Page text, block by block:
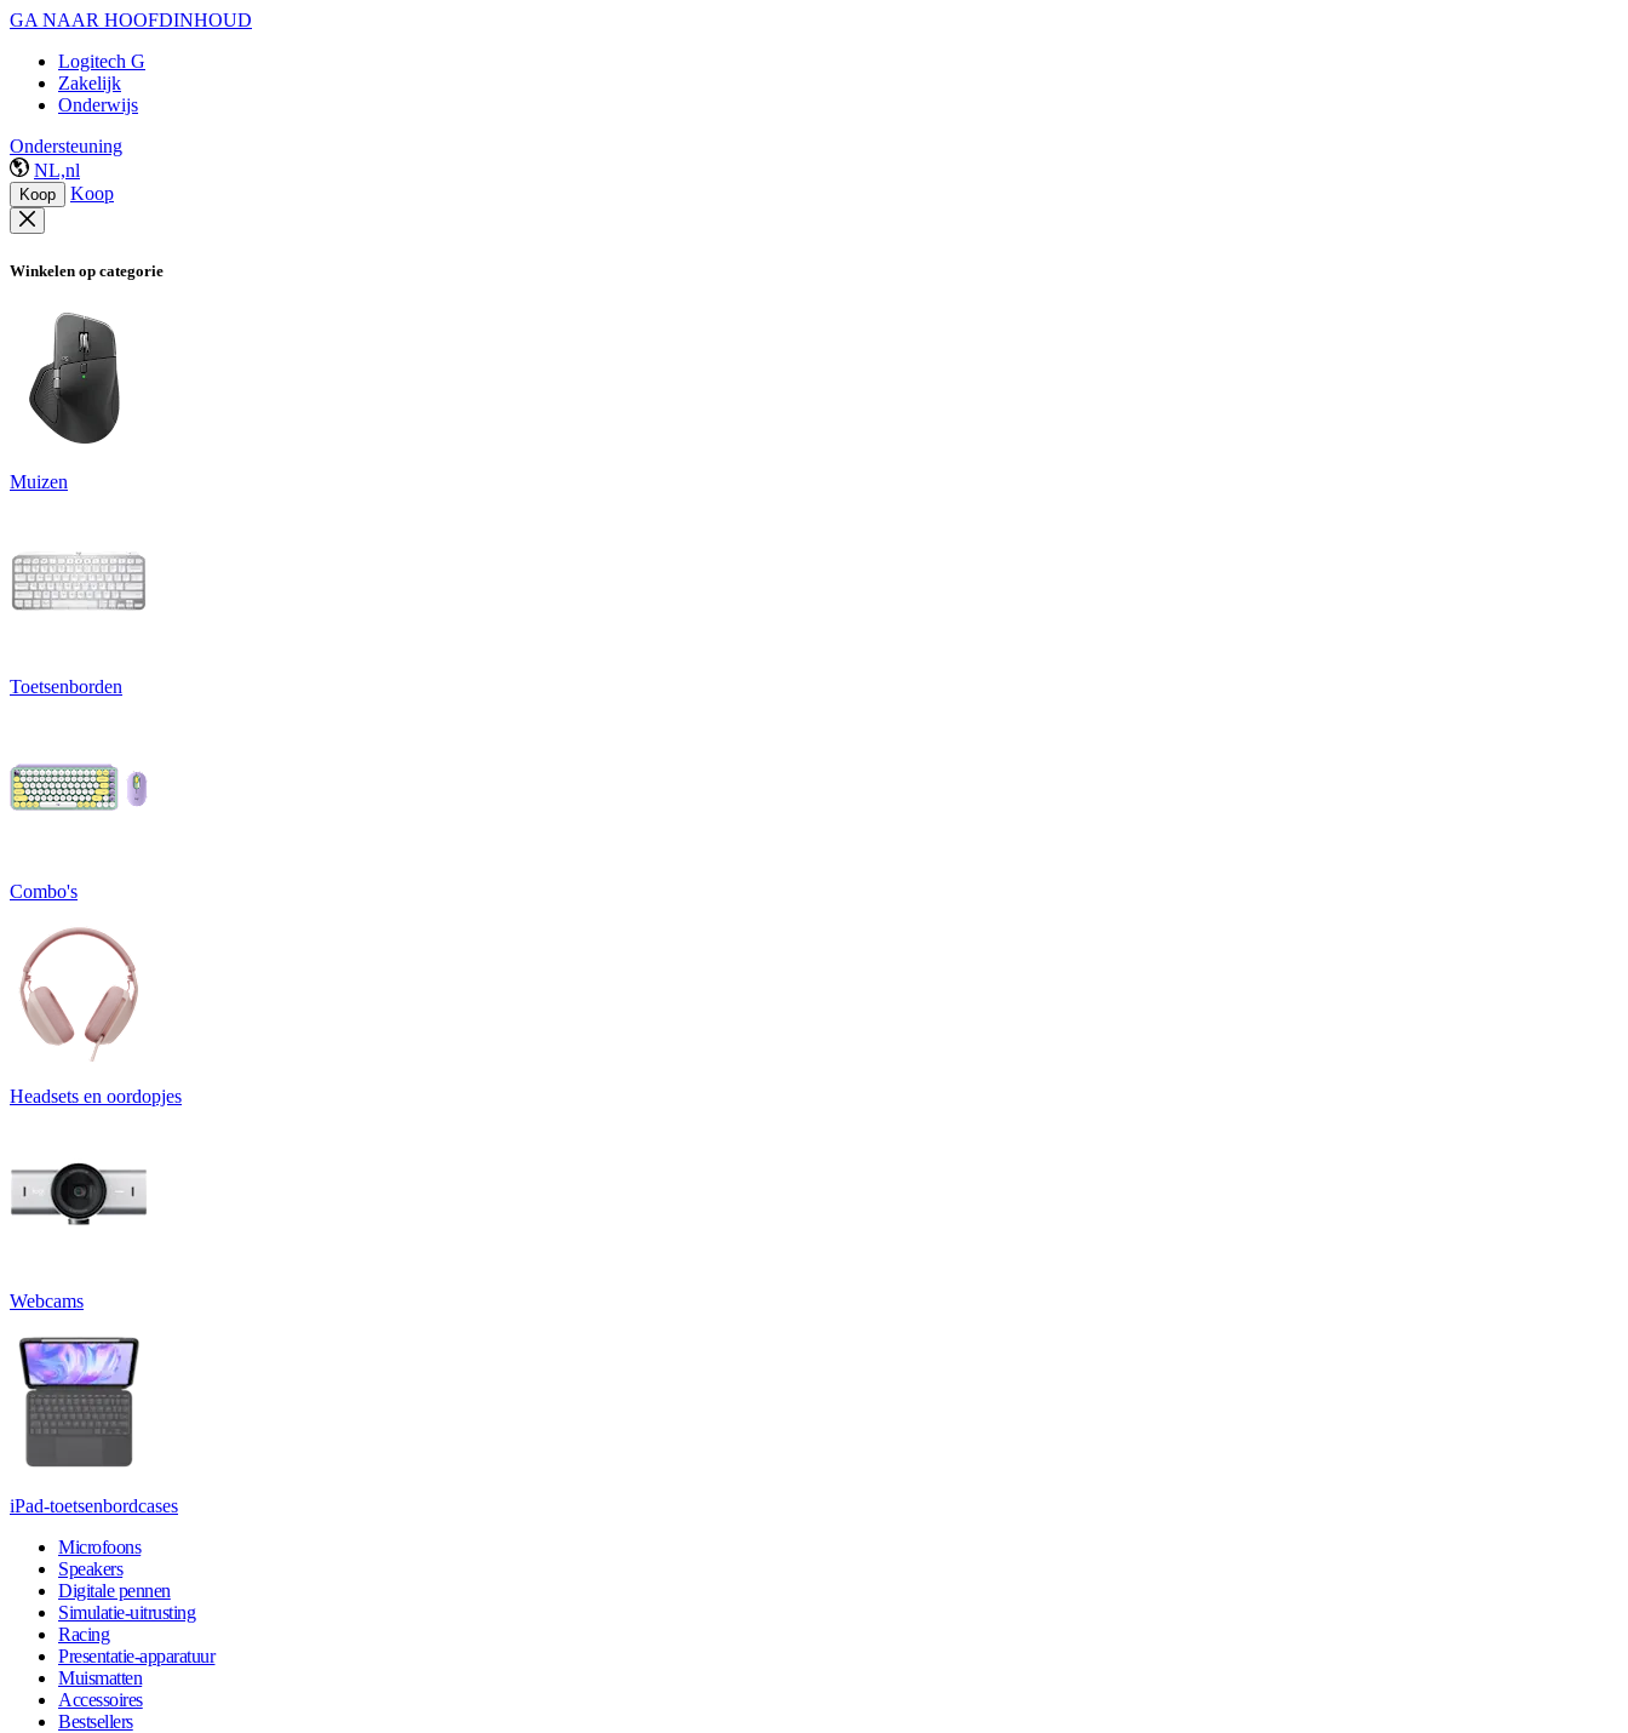
GA NAAR HOOFDINHOUD
Logitech G
Zakelijk
Onderwijs
Ondersteuning
NL,nl
Koop Koop
Winkelen op categorie
Muizen
Toetsenborden
Combo's
Headsets en oordopjes
Webcams
iPad-toetsenbordcases
Microfoons
Speakers
Digitale pennen
Simulatie-uitrusting
Racing
Presentatie-apparatuur
Muismatten
Accessoires
Bestsellers